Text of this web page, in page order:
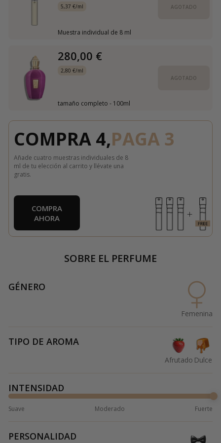
5,37 €/ml
Muestra individual de 8 ml
AGOTADO
280,00 €
2,80 €/ml
tamaño completo - 100ml
AGOTADO
COMPRA 4,PAGA 3
Añade cuatro muestras individuales de 8
ml de tu elección al carrito y llévate una
gratis.
COMPRA
AHORA
SOBRE EL PERFUME
GÉNERO
Femenina
TIPO DE AROMA
Afrutado Dulce
INTENSIDAD
Suave Moderado Fuerte
PERSONALIDAD